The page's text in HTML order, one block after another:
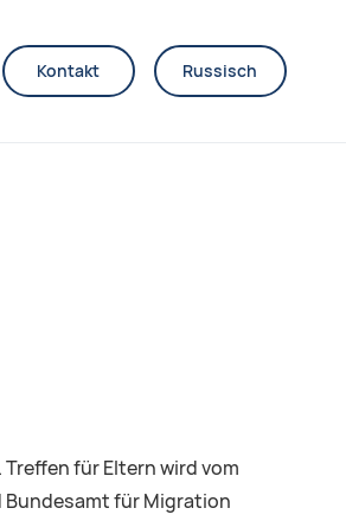
Kontakt Russisch
für Eltern wird vom
Bundesamt für Migration